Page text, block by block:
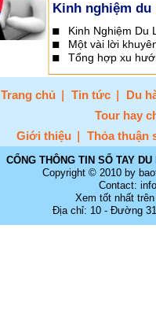
Kinh nghiệm du
Kinh Nghiệm Du
Một vài lời
Tổng hợp xu
Trang chủ Tin tức
Du
Tour hay
Giới thiệu
Thỏa thuận
CỔNG THÔNG TIN SỔ TAY
Copyright © 2010 by
Contact:
Xem tốt nhất
Địa chỉ: 10 - Đường